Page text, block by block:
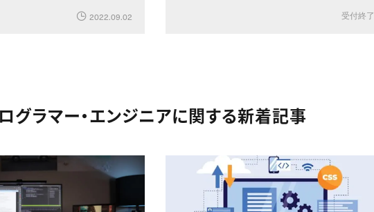
2022.09.02 受付終了
グラマー・エンジニアに関する新着記事